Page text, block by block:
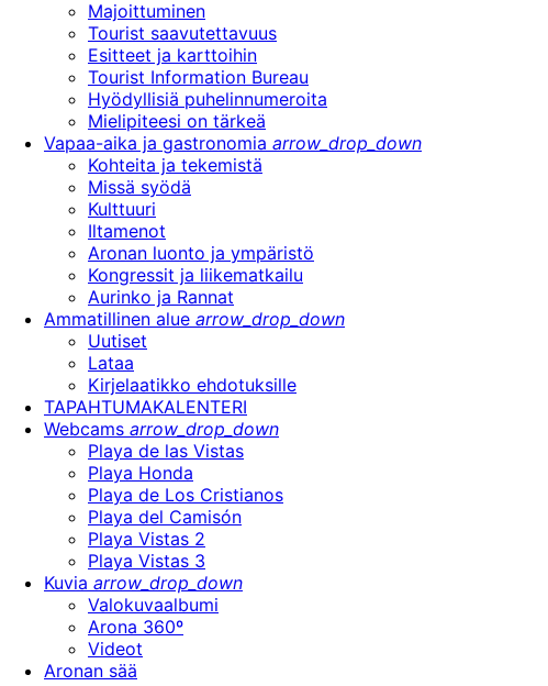
Majoittuminen
Tourist saavutettavuus
Esitteet ja karttoihin
Tourist Information Bureau
Hyödyllisiä puhelinnumeroita
Mielipiteesi on tärkeä
Vapaa-aika ja gastronomia arrow_drop_down
Kohteita ja tekemistä
Missä syödä
Kulttuuri
Iltamenot
Aronan luonto ja ympäristö
Kongressit ja liikematkailu
Aurinko ja Rannat
Ammatillinen alue arrow_drop_down
Uutiset
Lataa
Kirjelaatikko ehdotuksille
TAPAHTUMAKALENTERI
Webcams arrow_drop_down
Playa de las Vistas
Playa Honda
Playa de Los Cristianos
Playa del Camisón
Playa Vistas 2
Playa Vistas 3
Kuvia arrow_drop_down
Valokuvaalbumi
Arona 360º
Videot
Aronan sää